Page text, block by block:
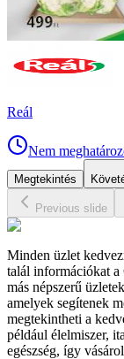
Reál
Nem
Megtekintés
Previous slide
Minden üzlet
talál információkat
más népszerű
amelyek segítenek
megtekintheti a
például élelmiszer,
egészség, így